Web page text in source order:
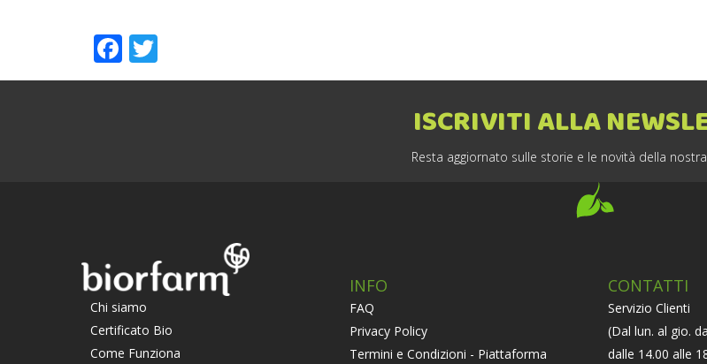
Facebook
ISCRIVITI ALLA
Resta aggiornato sulle storie e le novità della
Chi siamo
Certificato Bio
Come Funziona
INFO
FAQ
Privacy Policy
Termini e Condizioni - Piattaforma
CONTATTI
Servizio Clienti
(Dal lun. al gio.
dalle 14.00 alle